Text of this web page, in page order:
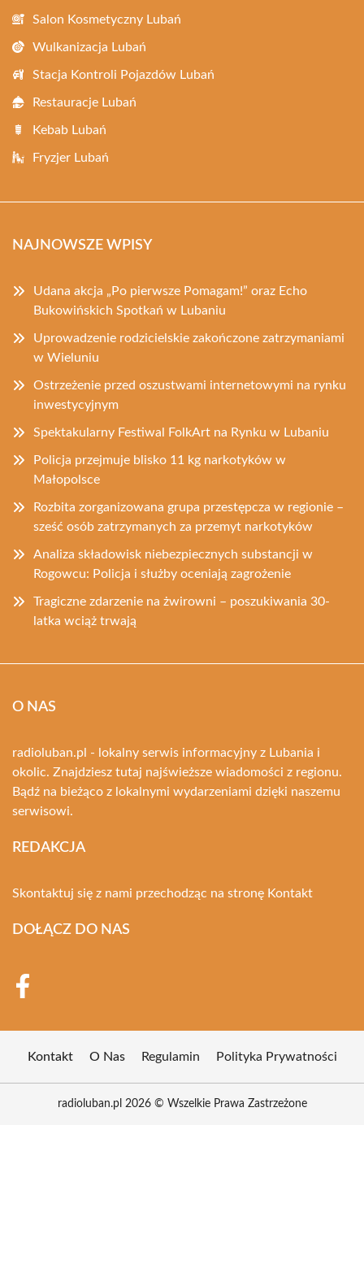
Salon Kosmetyczny Lubań
Wulkanizacja Lubań
Stacja Kontroli Pojazdów Lubań
Restauracje Lubań
Kebab Lubań
Fryzjer Lubań
NAJNOWSZE WPISY
Udana akcja „Po pierwsze Pomagam!” oraz Echo
Bukowińskich Spotkań w Lubaniu
Uprowadzenie rodzicielskie zakończone zatrzymaniami
w Wieluniu
Ostrzeżenie przed oszustwami internetowymi na rynku
inwestycyjnym
Spektakularny Festiwal FolkArt na Rynku w Lubaniu
Policja przejmuje blisko 11 kg narkotyków w
Małopolsce
Rozbita zorganizowana grupa przestępcza w regionie –
sześć osób zatrzymanych za przemyt narkotyków
Analiza składowisk niebezpiecznych substancji w
Rogowcu: Policja i służby oceniają zagrożenie
Tragiczne zdarzenie na żwirowni – poszukiwania 30-
latka wciąż trwają
O NAS
radioluban.pl - lokalny serwis informacyjny z Lubania i
okolic. Znajdziesz tutaj najświeższe wiadomości z regionu.
Bądź na bieżąco z lokalnymi wydarzeniami dzięki naszemu
serwisowi.
REDAKCJA
Skontaktuj się z nami przechodząc na stronę Kontakt
DOŁĄCZ DO NAS
Kontakt O Nas Regulamin Polityka Prywatności
radioluban.pl 2026 © Wszelkie Prawa Zastrzeżone